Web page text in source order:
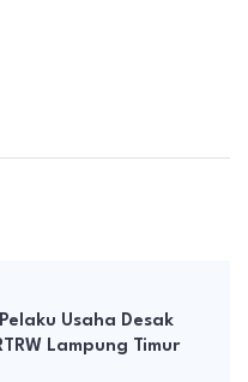
Usaha Desak
Lampung Timur